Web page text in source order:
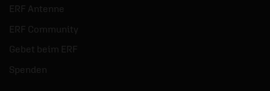
ERF Antenne
ERF Community
Gebet beim ERF
Spenden